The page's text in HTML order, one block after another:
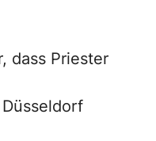
dass Priester